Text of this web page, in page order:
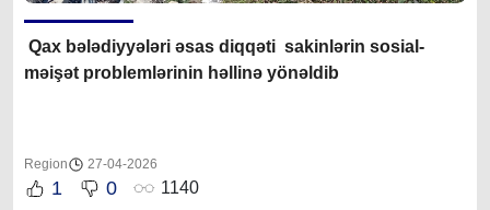
Qax bələdiyyələri əsas diqqəti sakinlərin sosial-
məişət problemlərinin həllinə yönəldib
Region 27-04-2026
1 0 1140